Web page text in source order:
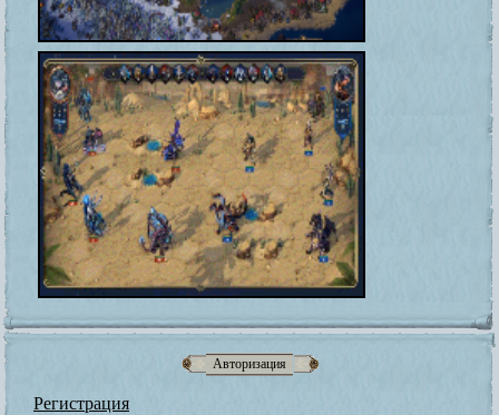
Авторизация
Регистрация